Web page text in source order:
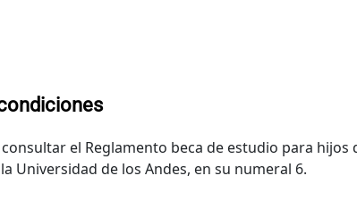
el Reglamento beca de estudio para hijos
Universidad de los Andes, en su numeral 6.